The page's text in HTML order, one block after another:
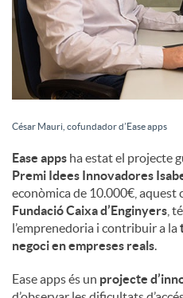
César Mauri, cofundador d’Ease apps
Ease apps ha estat el projecte
Premi Idees Innovadores
econòmica de 10.000€, aquest
Fundació Caixa d’Enginyers ,
l’emprenedoria i contribuir a la
negoci en empreses reals.
Ease apps és un projecte